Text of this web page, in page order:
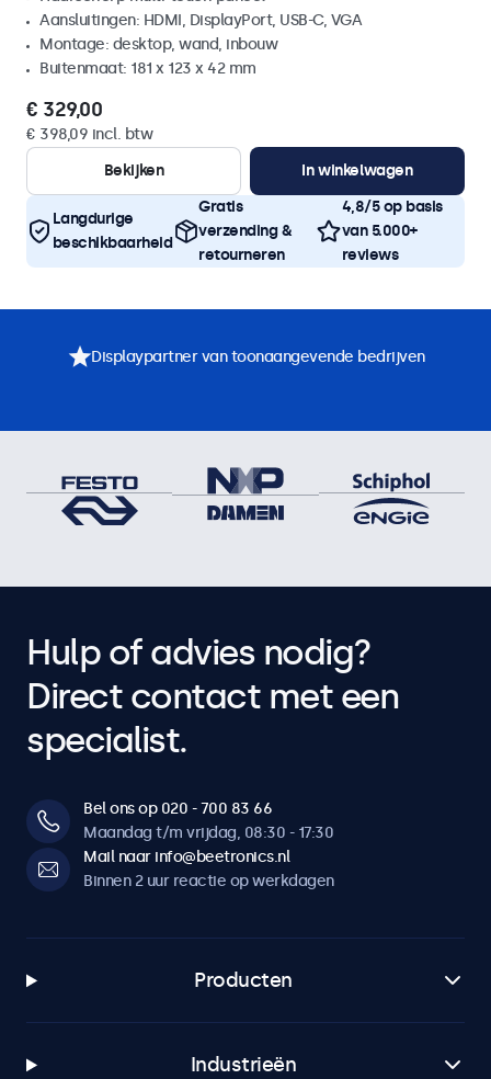
Aansluitingen: HDMI, DisplayPort, USB-C, VGA
Montage: desktop, wand, inbouw
Buitenmaat: 181 x 123 x 42 mm
€ 329,00
€ 398,09 incl. btw
Bekijken
In winkelwagen
Langdurige
beschikbaarheid
Gratis
verzending &
retourneren
4,8/5 op basis
van 5.000+
reviews
Displaypartner van toonaangevende bedrijven
Hulp of advies nodig?
Direct contact met een
specialist.
Bel ons op 020 - 700 83 66
Maandag t/m vrijdag, 08:30 - 17:30
Mail naar info@beetronics.nl
Binnen 2 uur reactie op werkdagen
Producten
Industrieën